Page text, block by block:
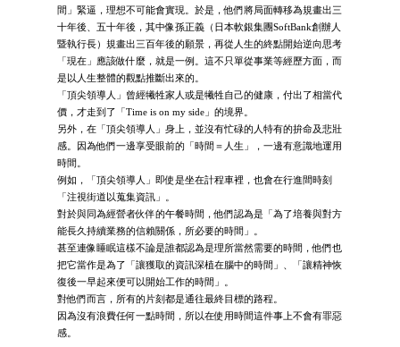
間」緊逼，理想不可能會實現。於是，他們將局面轉移為規畫出三
十年後、五十年後，其中像孫正義（日本軟銀集團SoftBank創辦人
暨執行長）規畫出三百年後的願景，再從人生的終點開始逆向思考
「現在」應該做什麼，就是一例。這不只單從事業等經歷方面，而
是以人生整體的觀點推斷出來的。
「頂尖領導人」曾經犧牲家人或是犧牲自己的健康，付出了相當代
價，才走到了「Time is on my side」的境界。
另外，在「頂尖領導人」身上，並沒有忙碌的人特有的拚命及悲壯
感。因為他們一邊享受眼前的「時間＝人生」，一邊有意識地運用
時間。
例如，「頂尖領導人」即使是坐在計程車裡，也會在行進間時刻
「注視街道以蒐集資訊」。
對於與同為經營者伙伴的午餐時間，他們認為是「為了培養與對方
能長久持續業務的信賴關係，所必要的時間」。
甚至連像睡眠這樣不論是誰都認為是理所當然需要的時間，他們也
把它當作是為了「讓獲取的資訊深植在腦中的時間」、「讓精神恢
復後一早起來便可以開始工作的時間」。
對他們而言，所有的片刻都是通往最終目標的路程。
因為沒有浪費任何一點時間，所以在使用時間這件事上不會有罪惡
感。